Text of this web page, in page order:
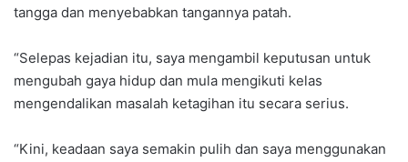
tangga dan menyebabkan tangannya patah.
“Selepas kejadian itu, saya mengambil keputusan untuk
mengubah gaya hidup dan mula mengikuti kelas
mengendalikan masalah ketagihan itu secara serius.
“Kini, keadaan saya semakin pulih dan saya menggunakan